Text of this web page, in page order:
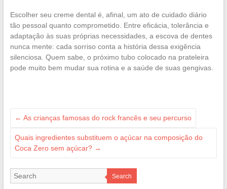
Escolher seu creme dental é, afinal, um ato de cuidado diário
tão pessoal quanto comprometido. Entre eficácia, tolerância e
adaptação às suas próprias necessidades, a escova de dentes
nunca mente: cada sorriso conta a história dessa exigência
silenciosa. Quem sabe, o próximo tubo colocado na prateleira
pode muito bem mudar sua rotina e a saúde de suas gengivas.
← As crianças famosas do rock francês e seu percurso
Quais ingredientes substituem o açúcar na composição do
Coca Zero sem açúcar? →
Search